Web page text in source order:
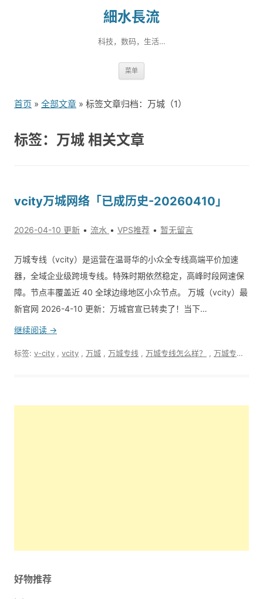
細水長流
科技，数码，生活…
菜单
到
首页 » 全部文章 » 标签文章归档：万城（1）
标签：万城 相关文章
vcity万城网络「已成历史-20260410」
2026-04-10 更新 流水 VPS推荐 暂无留言
万城专线（vcity）是运营在温哥华的小众全专线高端平价加速
器，全域企业级跨境专线。特殊时期依然稳定，高峰时段网速保
障。节点丰覆盖近 40 全球边缘地区小众节点。 万城（vcity）最
新官网 2026-4-10 更新：万城官宣已转卖了！当下…
继续阅读 →
标签: v-city vcity 万城 万城专线 万城专线怎么样？ 万城专线最新官网
好物推荐